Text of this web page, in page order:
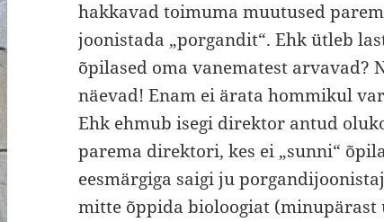
hakkavad toimuma muutused
joonistada „porgandit“. Ehk ütleb
õpilased oma vanematest arvavad?
näevad! Enam ei ärata hommikul
Ehk ehmub isegi direktor antud
parema direktori, kes ei „sunni“
eesmärgiga saigi ju
mitte õppida bioloogiat (minupärast